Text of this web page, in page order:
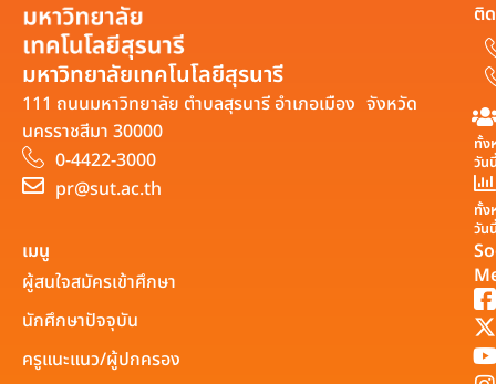
มหาวิทยาลัยเทคโนโลยีสุรนารี
111 ถนนมหาวิทยาลัย ตำบลสุรนารี อำเภอเมือง จังหวัด
นครราชสีมา 30000
0-4422-3000
pr@sut.ac.th
ติ
ทั้ง
วัน
ทั้ง
วัน
เมนู
ผู้สนใจสมัครเข้าศึกษา
นักศึกษาปัจจุบัน
ครูแนะแนว/ผู้ปกครอง